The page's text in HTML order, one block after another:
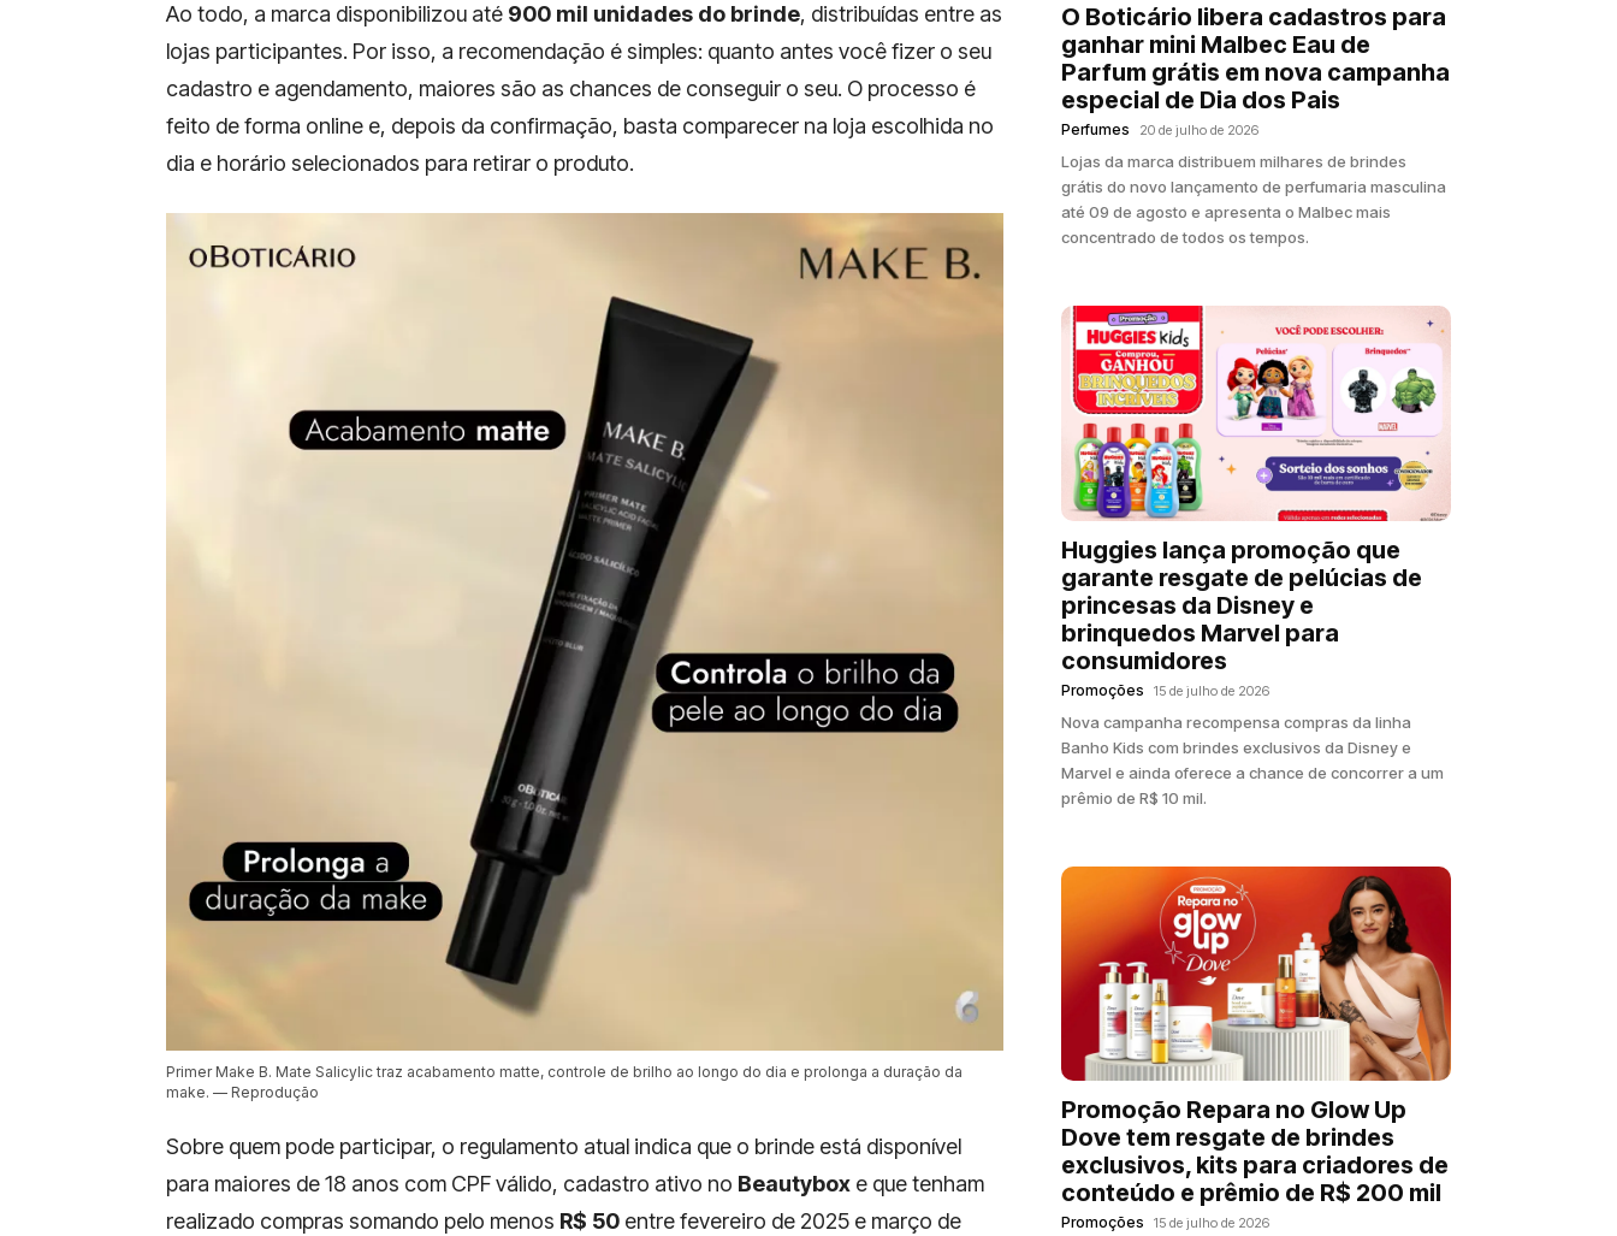
Ao todo, a marca disponibilizou até 900 mil unidades do brinde, distribuídas entre as
lojas participantes. Por isso, a recomendação é simples: quanto antes você fizer o seu
cadastro e agendamento, maiores são as chances de conseguir o seu. O processo é
feito de forma online e, depois da confirmação, basta comparecer na loja escolhida no
dia e horário selecionados para retirar o produto.
Primer Make B. Mate Salicylic traz acabamento matte, controle de brilho ao longo do dia e prolonga a duração da
make. — Reprodução
Sobre quem pode participar, o regulamento atual indica que o brinde está disponível
para maiores de 18 anos com CPF válido, cadastro ativo no Beautybox e que tenham
realizado compras somando pelo menos R$ 50 entre fevereiro de 2025 e março de
O Boticário libera cadastros para
ganhar mini Malbec Eau de
Parfum grátis em nova campanha
especial de Dia dos Pais
Perfumes 20 de julho de 2026
Lojas da marca distribuem milhares de brindes
grátis do novo lançamento de perfumaria masculina
até 09 de agosto e apresenta o Malbec mais
concentrado de todos os tempos.
Huggies lança promoção que
garante resgate de pelúcias de
princesas da Disney e
brinquedos Marvel para
consumidores
Promoções 15 de julho de 2026
Nova campanha recompensa compras da linha
Banho Kids com brindes exclusivos da Disney e
Marvel e ainda oferece a chance de concorrer a um
prêmio de R$ 10 mil.
Promoção Repara no Glow Up
Dove tem resgate de brindes
exclusivos, kits para criadores de
conteúdo e prêmio de R$ 200 mil
Promoções 15 de julho de 2026